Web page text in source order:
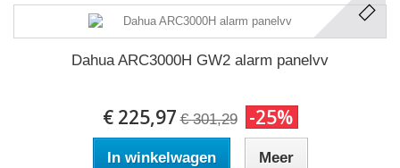
Dahua ARC3000H GW2 alarm panelvv
€ 225,97 € 301,29 -25%
In winkelwagen Meer